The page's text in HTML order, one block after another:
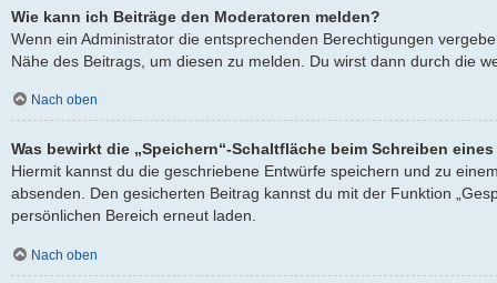
Wie kann ich Beiträge den Moderatoren melden?
Wenn ein Administrator die entsprechenden Berechtigungen
Nähe des Beitrags, um diesen zu melden. Du wirst dann durch die
Nach oben
Was bewirkt die „Speichern“-Schaltfläche beim Schreiben
Hiermit kannst du die geschriebene Entwürfe speichern und zu
absenden. Den gesicherten Beitrag kannst du mit der Funktion
persönlichen Bereich erneut laden.
Nach oben